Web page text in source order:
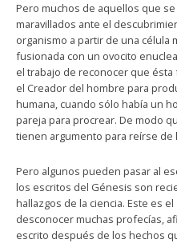
Pero muchos de aquellos que
maravillados ante el
organismo a partir de una célula
fusionada con un ovocito
el trabajo de reconocer que
el Creador del hombre para
humana, cuando sólo había un
pareja para procrear. De modo
tienen argumento para reírse de
Pero algunos pueden pasar al
los escritos del Génesis son
hallazgos de la ciencia. Este es
desconocer muchas profecías,
escrito después de los hechos